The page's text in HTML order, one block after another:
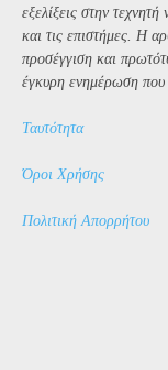
εξελίξεις στην
και τις επιστήμες. Η
προσέγγιση και
έγκυρη ενημέρωση που
Ταυτότητα
Όροι Χρήσης
Πολιτική Απορρήτου